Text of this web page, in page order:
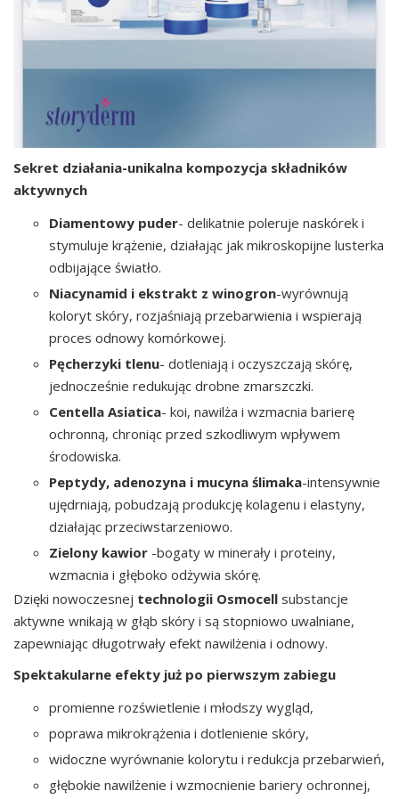
Sekret działania-unikalna kompozycja składników
aktywnych
Diamentowy puder- delikatnie poleruje naskórek i
stymuluje krążenie, działając jak mikroskopijne lusterka
odbijające światło.
Niacynamid i ekstrakt z winogron-wyrównują
koloryt skóry, rozjaśniają przebarwienia i wspierają
proces odnowy komórkowej.
Pęcherzyki tlenu- dotleniają i oczyszczają skórę,
jednocześnie redukując drobne zmarszczki.
Centella Asiatica- koi, nawilża i wzmacnia barierę
ochronną, chroniąc przed szkodliwym wpływem
środowiska.
Peptydy, adenozyna i mucyna ślimaka-intensywnie
ujędrniają, pobudzają produkcję kolagenu i elastyny,
działając przeciwstarzeniowo.
Zielony kawior -bogaty w minerały i proteiny,
wzmacnia i głęboko odżywia skórę.
Dzięki nowoczesnej technologii Osmocell substancje
aktywne wnikają w głąb skóry i są stopniowo uwalniane,
zapewniając długotrwały efekt nawilżenia i odnowy.
Spektakularne efekty już po pierwszym zabiegu
promienne rozświetlenie i młodszy wygląd,
poprawa mikrokrążenia i dotlenienie skóry,
widoczne wyrównanie kolorytu i redukcja przebarwień,
głębokie nawilżenie i wzmocnienie bariery ochronnej,